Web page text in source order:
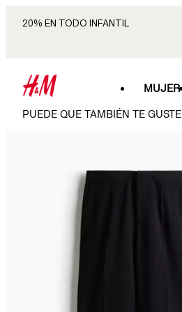
20% EN TODO INFANTIL
MUJER
PUEDE QUE TAMBIÉN TE GUSTE